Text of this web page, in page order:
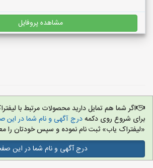
مشاهده پروفایل
اگر شما هم تمایل دارید محصولات مرتبط با
برای شروع روی دکمهدرج آگهی و نام شما در این
«لیفتراک یاب» ثبت نام نموده و سپس خودتان را
درج آگهی و نام شما در این